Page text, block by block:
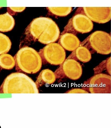
©owik2 | Photocase.de